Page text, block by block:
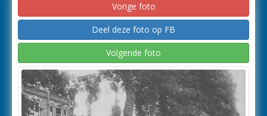
Vorige foto
Deel deze foto op FB
Volgende foto